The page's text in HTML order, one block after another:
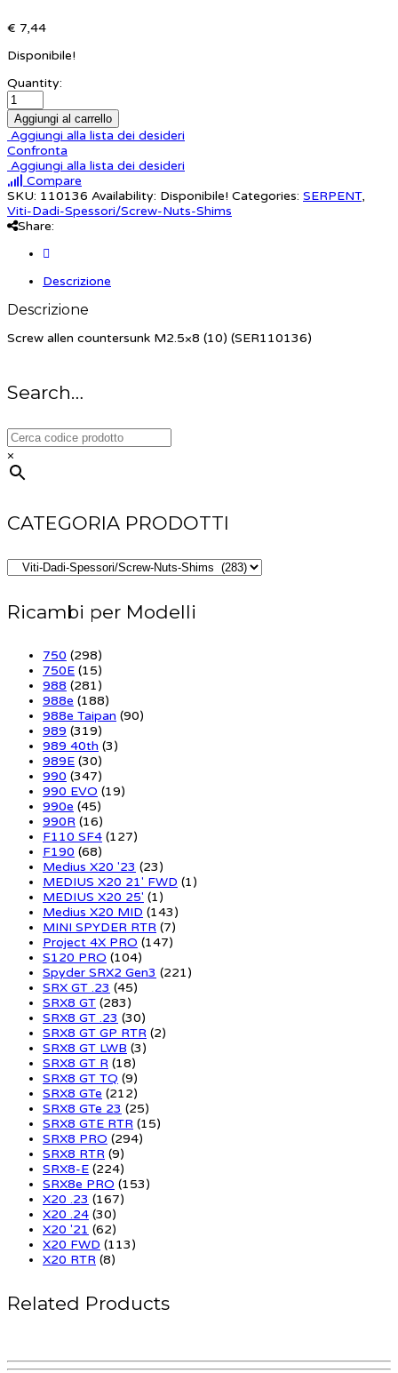
€ 7,44
Disponibile!
Quantity:
Aggiungi al carrello
Aggiungi alla lista dei desideri
Confronta
Aggiungi alla lista dei desideri
Compare
SKU: 110136 Availability: Disponibile! Categories: SERPENT,
Viti-Dadi-Spessori/Screw-Nuts-Shims
Share:
Descrizione
Descrizione
Screw allen countersunk M2.5×8 (10) (SER110136)
Search…
×
CATEGORIA PRODOTTI
Ricambi per Modelli
750 (298)
750E (15)
988 (281)
988e (188)
988e Taipan (90)
989 (319)
989 40th (3)
989E (30)
990 (347)
990 EVO (19)
990e (45)
990R (16)
F110 SF4 (127)
F190 (68)
Medius X20 '23 (23)
MEDIUS X20 21' FWD (1)
MEDIUS X20 25' (1)
Medius X20 MID (143)
MINI SPYDER RTR (7)
Project 4X PRO (147)
S120 PRO (104)
Spyder SRX2 Gen3 (221)
SRX GT .23 (45)
SRX8 GT (283)
SRX8 GT .23 (30)
SRX8 GT GP RTR (2)
SRX8 GT LWB (3)
SRX8 GT R (18)
SRX8 GT TQ (9)
SRX8 GTe (212)
SRX8 GTe 23 (25)
SRX8 GTE RTR (15)
SRX8 PRO (294)
SRX8 RTR (9)
SRX8-E (224)
SRX8e PRO (153)
X20 .23 (167)
X20 .24 (30)
X20 '21 (62)
X20 FWD (113)
X20 RTR (8)
Related Products